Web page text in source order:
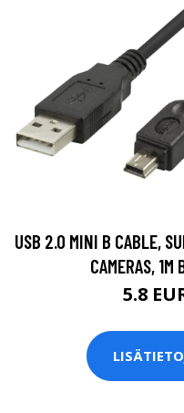
USB 2.0 MINI B CABLE,
CAMERAS, 1M
5.8